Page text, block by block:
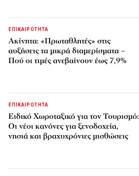
ΕΠΙΚΑΙΡΟΤΗΤΑ
Ακίνητα: «Πρωταθλητές» στις
αυξήσεις τα μικρά διαμερίσματα –
Πού οι τιμές ανεβαίνουν έως 7,9%
ΕΠΙΚΑΙΡΟΤΗΤΑ
Ειδικό Χωροταξικό για τον Τουρισμό:
Οι νέοι κανόνες για ξενοδοχεία,
νησιά και βραχυχρόνιες μισθώσεις